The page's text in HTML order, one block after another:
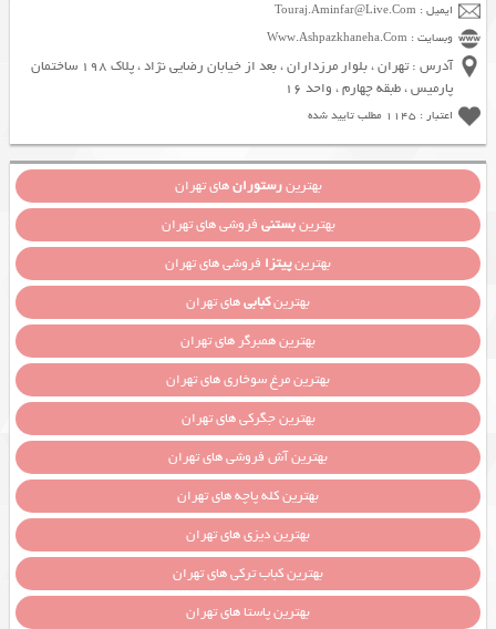
ایمیل : Touraj.Aminfar@Live.Com
وبسایت : Www.Ashpazkhaneha.Com
آدرس : تهران ، بلوار مرزداران ، بعد از خیابان رضایی نژاد ، پلاک 198 ساختمان
پارمیس ، طبقه چهارم ، واحد 16
اعتبار : 1145 مطلب تایید شده
بهترینرستورانهای تهران
بهترینبستنی فروشی های تهران
بهترینپیتزا فروشی های تهران
بهترینکبابیهای تهران
بهترین همبرگر های تهران
بهترین مرغ سوخاری های تهران
بهترین جگرکی های تهران
بهترین آش فروشی های تهران
بهترین کله پاچه های تهران
بهترین دیزی های تهران
بهترین کباب ترکی های تهران
بهترین پاستا های تهران